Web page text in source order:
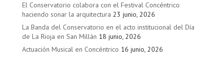
El Conservatorio colabora con el Festival Concéntrico
haciendo sonar la arquitectura 23 junio, 2026
La Banda del Conservatorio en el acto institucional del Día
de La Rioja en San Millán 18 junio, 2026
Actuación Musical en Concéntrico 16 junio, 2026